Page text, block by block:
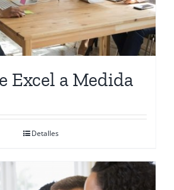
Excel a Medida
Detalles